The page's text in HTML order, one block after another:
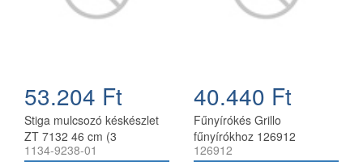
53.204 Ft
Stiga mulcsozó késkészlet
ZT 7132 46 cm (3
db/csomag) 1134-9238-01
1134-9238-01
40.440 Ft
Fűnyírókés Grillo
fűnyírókhoz 126912
126912